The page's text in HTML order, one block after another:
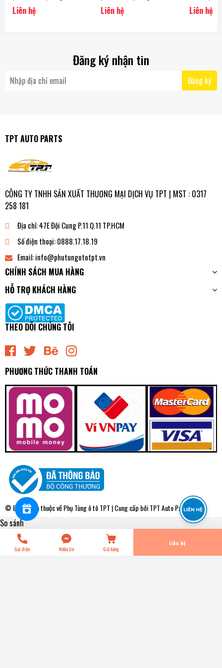
ThaiLand
Liên hệ
ThaiLand
Liên hệ
ADVICS -
Liên hệ
Đăng ký nhận tin
Đăng ký
TPT AUTO PARTS
CÔNG TY TNHH SẢN XUẤT THƯƠNG MẠI DỊCH VỤ TPT | MST : 0317
258 181
Địa chỉ:47E Đội Cung P.11 Q.11 TP.HCM
Số điện thoại:0888.17.18.19
Email:info@phutungototpt.vn
CHÍNH SÁCH MUA HÀNG
HỖ TRỢ KHÁCH HÀNG
THEO DÕI CHÚNG TÔI
PHƯƠNG THỨC THANH TOÁN
© Bản quyền thuộc vềPhụ Tùng ô tô TPT | Cung cấp bởiTPT Auto Parts
So sánh
WPT106V Bơm Nước Toyota COROLLA 1.3 VN 97-01 -
COROLLA ALTIS 1.8 VN 01-10 AISIN - Japan
0₫
Tiến Hành Thanh Toán
Gọi điện Nhắn tin Giỏ hàng
Liên hệ